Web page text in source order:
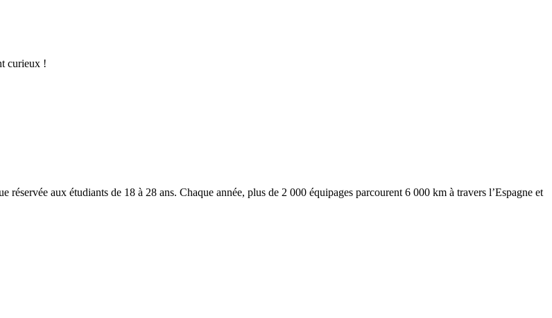
curieux !
aux étudiants de 18 à 28 ans. Chaque année, plus de 2 000 équipages parcourent 6 000 km à travers l’Espagne et